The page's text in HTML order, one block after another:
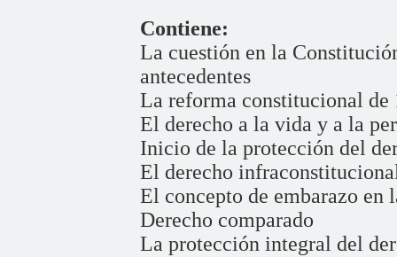
Contiene:
La cuestión en la
antecedentes
La reforma constitucional de
El derecho a la vida y a la
Inicio de la protección del
El derecho
El concepto de embarazo
Derecho comparado
La protección integral del